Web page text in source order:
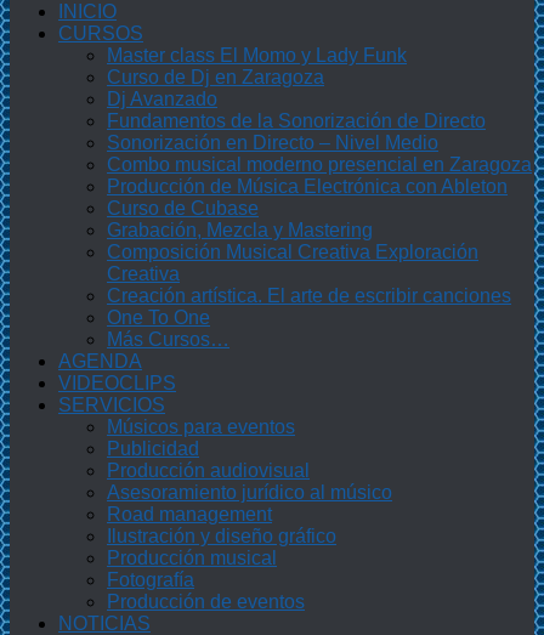
INICIO
CURSOS
Master class El Momo y Lady Funk
Curso de Dj en Zaragoza
Dj Avanzado
Fundamentos de la Sonorización de Directo
Sonorización en Directo – Nivel Medio
Combo musical moderno presencial en Zaragoza
Producción de Música Electrónica con Ableton
Curso de Cubase
Grabación, Mezcla y Mastering
Composición Musical Creativa Exploración
Creativa
Creación artística. El arte de escribir canciones
One To One
Más Cursos…
AGENDA
VIDEOCLIPS
SERVICIOS
Músicos para eventos
Publicidad
Producción audiovisual
Asesoramiento jurídico al músico
Road management
Ilustración y diseño gráfico
Producción musical
Fotografía
Producción de eventos
NOTICIAS